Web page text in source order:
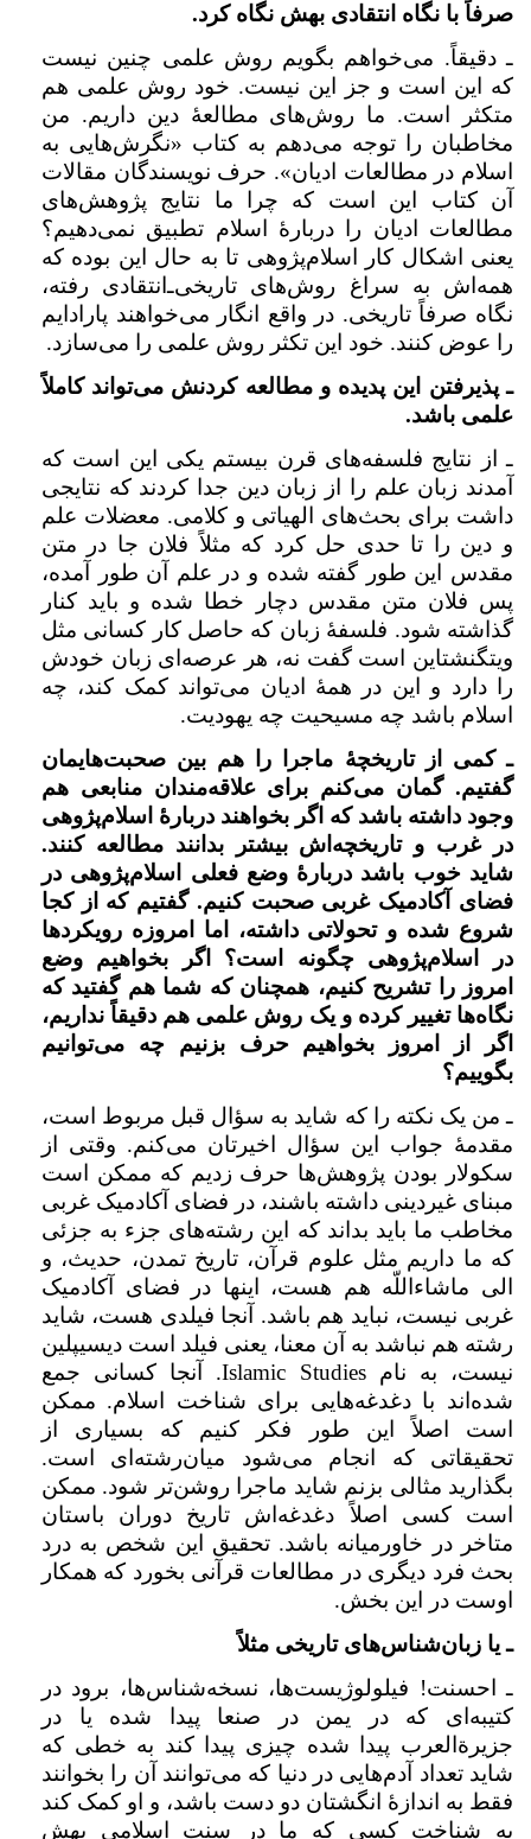
صرفاً با نگاه انتقادی بهش نگاه کرد.
ـ دقیقاً. می‌خواهم بگویم روش علمی چنین نیست
که این است و جز این نیست. خود روش علمی هم
متکثر است. ما روش‌های مطالعهٔ‌ دین داریم. من
مخاطبان را توجه می‌دهم به کتاب «نگرش‌هایی به
اسلام در مطالعات ادیان». حرف نویسندگان مقالات
آن کتاب این است که چرا ما نتایج پژوهش‌های
مطالعات ادیان را دربارهٔ اسلام تطبیق نمی‌دهیم؟
یعنی اشکال کار اسلام‌پژوهی تا به حال این بوده که
همه‌اش به سراغ روش‌های تاریخی‌ـ‌انتقادی رفته،‌
نگاه صرفاً تاریخی. در واقع انگار می‌خواهند پارادایم
را عوض کنند. خود این تکثر روش علمی را می‌سازد.
ـ پذیرفتن این پدیده و مطالعه کردنش می‌تواند کاملاً
علمی باشد.
ـ از نتایج فلسفه‌های قرن بیستم یکی این است که
آمدند زبان علم را از زبان دین جدا کردند که نتایجی
داشت برای بحث‌های الهیاتی و کلامی. معضلات علم
و دین را تا حدی حل کرد که مثلاً فلان جا در متن
مقدس این طور گفته شده و در علم آن طور آمده،
پس فلان متن مقدس دچار خطا شده و باید کنار
گذاشته شود. فلسفه‌ٔ زبان که حاصل کار کسانی مثل
ویتگنشتاین است گفت نه، ‌هر عرصه‌ای زبان خودش
را دارد و این در همهٔ ادیان می‌تواند کمک کند،‌ چه
اسلام باشد چه مسیحیت چه یهودیت.
ـ کمی از تاریخچهٔ‌ ماجرا را هم بین صحبت‌هایمان
گفتیم. گمان می‌کنم برای علاقه‌مندان منابعی هم
وجود داشته باشد که اگر بخواهند دربارهٔ اسلام‌پژوهی
در غرب و تاریخچه‌اش بیشتر بدانند مطالعه کنند.
شاید خوب باشد دربارهٔ وضع فعلی اسلام‌پژوهی در
فضای آکادمیک غربی صحبت کنیم. گفتیم که از کجا
شروع شده و تحولاتی داشته،‌ اما امروزه رویکردها
در اسلام‌پژوهی چگونه است؟ اگر بخواهیم وضع
امروز را تشریح کنیم، همچنان که شما هم گفتید که
نگاه‌ها تغییر کرده و یک روش علمی هم دقیقاً نداریم،
‌اگر از امروز بخواهیم حرف بزنیم چه می‌توانیم
بگوییم؟
ـ من یک نکته را که شاید به سؤال قبل مربوط است،
مقدمهٔ جواب این سؤال اخیرتان می‌کنم. وقتی از
سکولار بودن پژوهش‌ها حرف زدیم که ممکن است
مبنای غیردینی داشته باشند،‌ در فضای آکادمیک غربی
مخاطب ما باید بداند که این رشته‌های جزء به جزئی
که ما داریم مثل علوم قرآن،‌ تاریخ تمدن،‌ حدیث،‌ و
الی ماشاءاللّه هم هست،‌ اینها در فضای آکادمیک
غربی نیست،‌ نباید هم باشد. آنجا فیلدی هست، شاید
رشته هم نباشد به آن معنا، یعنی فیلد است دیسیپلین
نیست،‌ به نامIslamic Studies. آنجا کسانی جمع
شده‌اند با دغدغه‌هایی برای شناخت اسلام. ممکن
است اصلاً این طور فکر کنیم که بسیاری از
تحقیقاتی که انجام می‌شود میان‌رشته‌ای است.
بگذارید مثالی بزنم شاید ماجرا روشن‌تر شود. ممکن
است کسی اصلاً دغدغه‌اش تاریخ دوران باستان
متاخر در خاورمیانه باشد. تحقیق این شخص به درد
بحث فرد دیگری در مطالعات قرآنی بخورد که همکار
اوست در این بخش.
ـ یا زبان‌شناس‌های تاریخی مثلاً
ـ احسنت! فیلولوژیست‌ها،‌ نسخه‌شناس‌ها، برود در
کتیبه‌ای که در یمن در صنعا پیدا شده یا در
جزیرة‌العرب پیدا شده چیزی پیدا کند به خطی که
شاید تعداد آدم‌هایی در دنیا که می‌توانند آن را بخوانند
فقط به اندازهٔ انگشتان دو دست باشد، و او کمک کند
به شناخت کسی که ما در سنت اسلامی بهش